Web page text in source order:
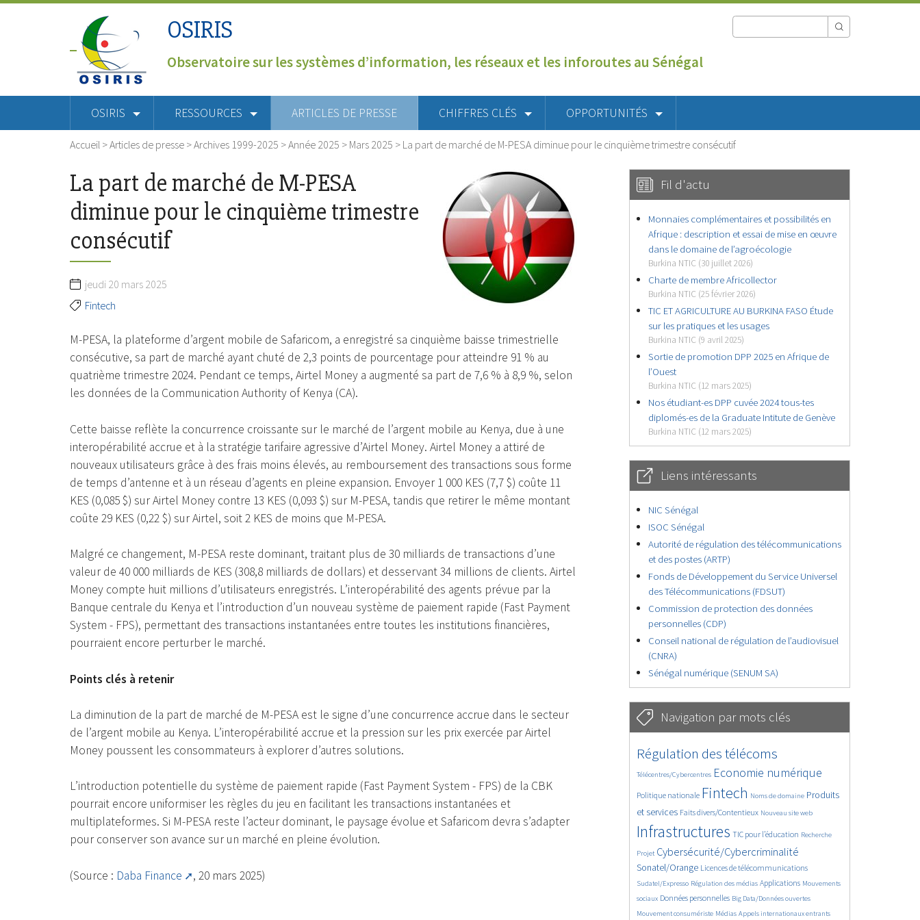
OSIRIS
Observatoire sur les systèmes d’information, les réseaux et les inforoutes au Sénégal
OSIRIS RESSOURCES ARTICLES DE PRESSE CHIFFRES CLÉS OPPORTUNITÉS
Accueil >Articles de presse >Archives 1999-2025 >Année 2025 > Mars 2025 > La part de marché de M-PESA diminue pour le cinquième trimestre consécutif
La part de marché de M-PESA
diminue pour le cinquième trimestre
consécutif
jeudi 20 mars 2025
Fintech
M-PESA, la plateforme d’argent mobile de Safaricom, a enregistré sa cinquième baisse trimestrielle
consécutive, sa part de marché ayant chuté de 2,3 points de pourcentage pour atteindre 91 % au
quatrième trimestre 2024. Pendant ce temps, Airtel Money a augmenté sa part de 7,6 % à 8,9 %, selon
les données de la Communication Authority of Kenya (CA).
Cette baisse reflète la concurrence croissante sur le marché de l’argent mobile au Kenya, due à une
interopérabilité accrue et à la stratégie tarifaire agressive d’Airtel Money. Airtel Money a attiré de
nouveaux utilisateurs grâce à des frais moins élevés, au remboursement des transactions sous forme
de temps d’antenne et à un réseau d’agents en pleine expansion. Envoyer 1 000 KES (7,7 $) coûte 11
KES (0,085 $) sur Airtel Money contre 13 KES (0,093 $) sur M-PESA, tandis que retirer le même montant
coûte 29 KES (0,22 $) sur Airtel, soit 2 KES de moins que M-PESA.
Malgré ce changement, M-PESA reste dominant, traitant plus de 30 milliards de transactions d’une
valeur de 40 000 milliards de KES (308,8 milliards de dollars) et desservant 34 millions de clients. Airtel
Money compte huit millions d’utilisateurs enregistrés. L’interopérabilité des agents prévue par la
Banque centrale du Kenya et l’introduction d’un nouveau système de paiement rapide (Fast Payment
System - FPS), permettant des transactions instantanées entre toutes les institutions financières,
pourraient encore perturber le marché.
Points clés à retenir
La diminution de la part de marché de M-PESA est le signe d’une concurrence accrue dans le secteur
de l’argent mobile au Kenya. L’interopérabilité accrue et la pression sur les prix exercée par Airtel
Money poussent les consommateurs à explorer d’autres solutions.
L’introduction potentielle du système de paiement rapide (Fast Payment System - FPS) de la CBK
pourrait encore uniformiser les règles du jeu en facilitant les transactions instantanées et
multiplateformes. Si M-PESA reste l’acteur dominant, le paysage évolue et Safaricom devra s’adapter
pour conserver son avance sur un marché en pleine évolution.
(Source : Daba Finance , 20 mars 2025)
Fil d'actu
Monnaies complémentaires et possibilités en
Afrique : description et essai de mise en œuvre
dans le domaine de l’agroécologie
Burkina NTIC (30 juillet 2026)
Charte de membre Africollector
Burkina NTIC (25 février 2026)
TIC ET AGRICULTURE AU BURKINA FASO Étude
sur les pratiques et les usages
Burkina NTIC (9 avril 2025)
Sortie de promotion DPP 2025 en Afrique de
l’Ouest
Burkina NTIC (12 mars 2025)
Nos étudiant-es DPP cuvée 2024 tous-tes
diplomés-es de la Graduate Intitute de Genève
Burkina NTIC (12 mars 2025)
Liens intéressants
NIC Sénégal
ISOC Sénégal
Autorité de régulation des télécommunications
et des postes (ARTP)
Fonds de Développement du Service Universel
des Télécommunications (FDSUT)
Commission de protection des données
personnelles (CDP)
Conseil national de régulation de l’audiovisuel
(CNRA)
Sénégal numérique (SENUM SA)
Navigation par mots clés
4579/5534
Régulation des télécoms
347/5534
Télécentres/Cybercentres
3698/5534 Economie numérique
1832/5534
Politique nationale
5140/5534 Fintech
673/5534
Noms de domaine
2378/5534
Produits
et services
1517/5534 Faits divers/Contentieux
823/5534 Nouveau site web
5534/5534
Infrastructures
1816/5534
TIC pour l’éducation
189/5534
Recherche
243/5534
Projet
3485/5534Cybersécurité/Cybercriminalité
2120/5534
Sonatel/Orange
1603/5534 Licences de télécommunications
280/5534
Sudatel/Expresso
1004/5534 Régulation des médias
1513/5534 Applications
1102/5534
Mouvements
sociaux
1626/5534Données personnelles
140/5534 Big Data/Données ouvertes
597/5534
Mouvement consumériste
376/5534 Médias
642/5534 Appels internationaux entrants
1631/5534